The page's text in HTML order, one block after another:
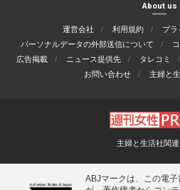
About us
運営会社 利用規約
プラ
パーソナルデータの外部送信について
広告掲載
ニュース提供先 タレコミ
お問い合わせ
主婦と
主婦と生活社関連
ABJマークは、この電